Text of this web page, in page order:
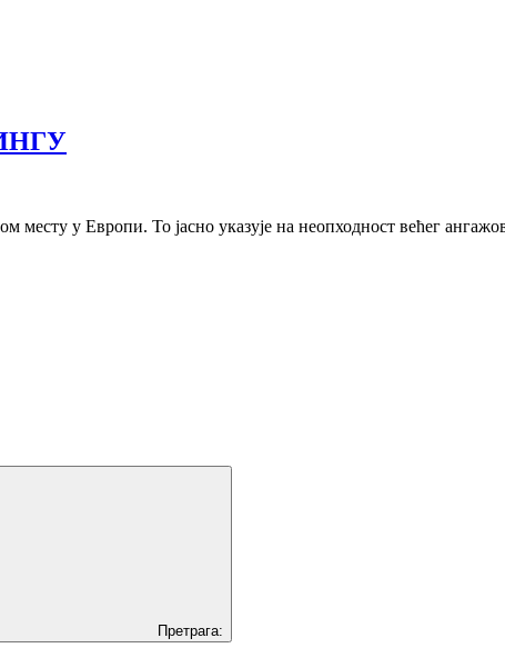
месту у Европи. То јасно указује на неопходност већег
Претрага: